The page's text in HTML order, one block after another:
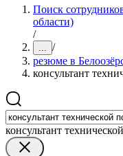
Поиск
области)
/
... /
резюме в
консультант
консультант